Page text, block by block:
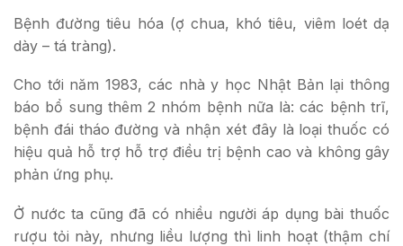
Bệnh đường tiêu hóa (ợ chua, khó tiêu, viêm loét dạ
dày – tá tràng).
Cho tới năm 1983, các nhà y học Nhật Bản lại thông
báo bổ sung thêm 2 nhóm bệnh nữa là: các bệnh trĩ,
bệnh đái tháo đường và nhận xét đây là loại thuốc có
hiệu quả hỗ trợ hỗ trợ điều trị bệnh cao và không gây
phản ứng phụ.
Ở nước ta cũng đã có nhiều người áp dụng bài thuốc
rượu tỏi này, nhưng liều lượng thì linh hoạt (thậm chí